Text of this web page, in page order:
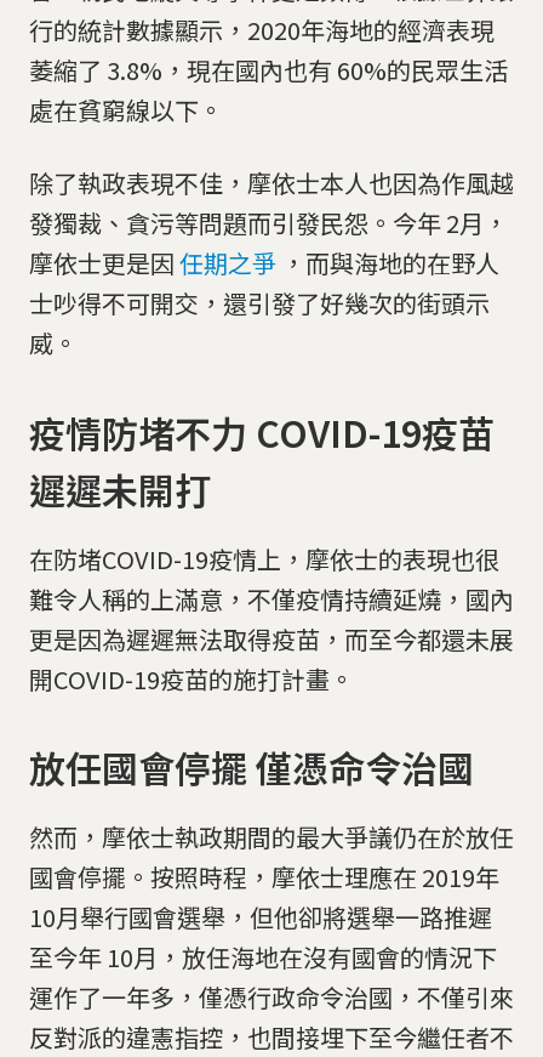
行的統計數據顯示，2020年海地的經濟表現
萎縮了 3.8%，現在國內也有 60%的民眾生活
處在貧窮線以下。
除了執政表現不佳，摩依士本人也因為作風越
發獨裁、貪污等問題而引發民怨。今年 2月，
摩依士更是因任期之爭 ，而與海地的在野人
士吵得不可開交，還引發了好幾次的街頭示
威。
疫情防堵不力 COVID-19疫苗
遲遲未開打
在防堵COVID-19疫情上，摩依士的表現也很
難令人稱的上滿意，不僅疫情持續延燒，國內
更是因為遲遲無法取得疫苗，而至今都還未展
開COVID-19疫苗的施打計畫。
放任國會停擺 僅憑命令治國
然而，摩依士執政期間的最大爭議仍在於放任
國會停擺。按照時程，摩依士理應在 2019年
10月舉行國會選舉，但他卻將選舉一路推遲
至今年 10月，放任海地在沒有國會的情況下
運作了一年多，僅憑行政命令治國，不僅引來
反對派的違憲指控，也間接埋下至今繼任者不